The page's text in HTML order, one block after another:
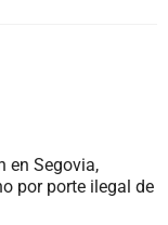
en Segovia,
por porte ilegal de